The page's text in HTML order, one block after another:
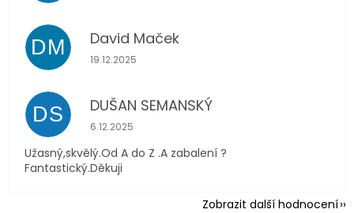
DM David Maček
Hodnocení obchodu je 5 z 5 hvězdiček.
19.12.2025
DS DUŠAN SEMANSKÝ
Hodnocení obchodu je 5 z 5 hvězdiček.
6.12.2025
Užasný,skvělý.Od A do Z .A zabalení ?
Fantastický.Děkuji
Zobrazit další hodnocení